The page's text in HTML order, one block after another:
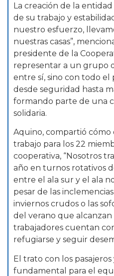
La creación de la
de su trabajo y
nuestro esfuerzo,
nuestras casas”,
presidente de la
representar a un grupo
entre sí, sino con todo
desde seguridad hasta
formando parte de una
solidaria.
Aquino, compartió cómo
trabajo para los 22
cooperativa, “Nosotros
año en turnos rotativos
entre el ala sur y el ala
pesar de las
inviernos crudos o las
del verano que alcanzan
trabajadores cuentan
refugiarse y seguir
El trato con los
fundamental para el